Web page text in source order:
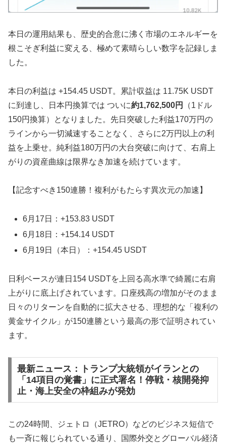
本日の運用結果も、歴史的合意に沸く市場のエネルギーを
根こそぎ利益に変える、極めて素晴らしい数字を記録しま
した。
本日の利益は +154.45 USDT。累計収益は 11.75K USDT
に到達し、日本円換算では ついに約1,762,500円
（1ドル
150円換算）となりました。先日突破した利益170万円の
ラインから一切減速することなく、さらに2万円以上の利
益を上乗せ。純利益180万円の大台突破に向けて、右肩上
がりの資産曲線は限界なき加速を続けています。
【記念すべき150連勝！複利がもたらす異次元の加速】
6月17日：+153.83 USDT
6月18日：+154.14 USDT
6月19日（本日）：+154.45 USDT
日利ベースが連日154 USDTを上回る高水準で綺麗に右肩
上がりに底上げされています。口座残高の増加がそのまま
日々のリターンを自動的に拡大させる、理想的な「複利の
黄金サイクル」が150連勝という最高の形で証明されてい
ます。
最新ニュース：トランプ大統領がイランとの
「14項目の覚書」に正式署名！停戦・核開発抑
止・海上安全の枠組みが発効
この24時間、ジェトロ（JETRO）などのビジネス短信で
も一斉に報じられている通り、国際外交とグローバル経済